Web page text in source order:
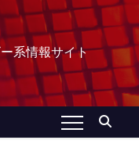
系情報サイト